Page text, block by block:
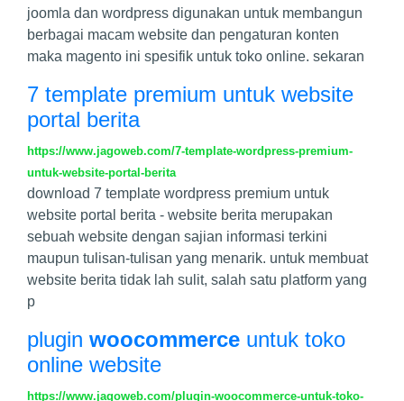
joomla dan wordpress digunakan untuk membangun
berbagai macam website dan pengaturan konten
maka magento ini spesifik untuk toko online. sekaran
7 template premium untuk website
portal berita
https://www.jagoweb.com/7-template-wordpress-premium-
untuk-website-portal-berita
download 7 template wordpress premium untuk
website portal berita - website berita merupakan
sebuah website dengan sajian informasi terkini
maupun tulisan-tulisan yang menarik. untuk membuat
website berita tidak lah sulit, salah satu platform yang
p
plugin woocommerce untuk toko
online website
https://www.jagoweb.com/plugin-woocommerce-untuk-toko-